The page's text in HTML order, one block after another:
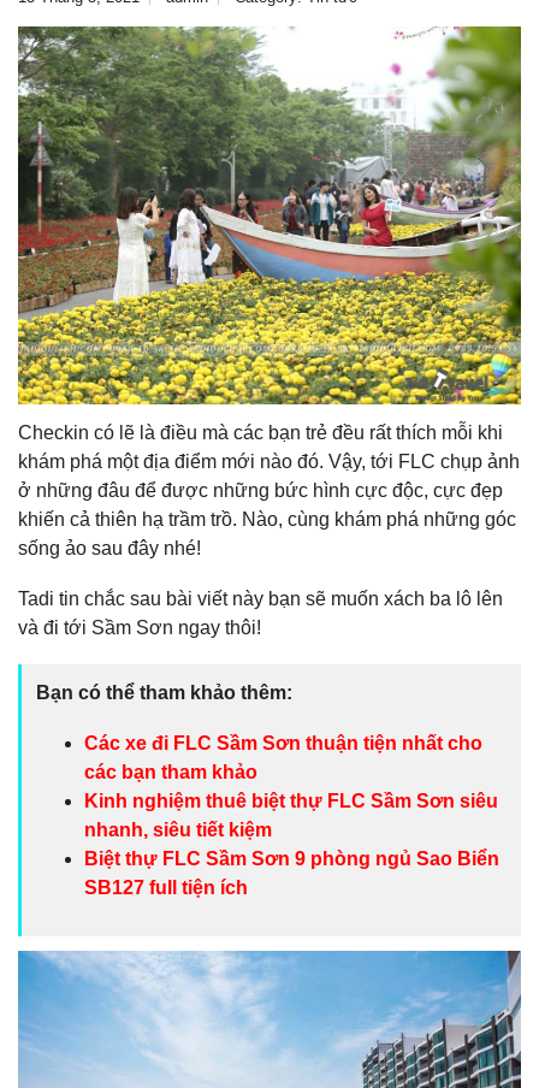
Checkin có lẽ là điều mà các bạn trẻ đều rất thích mỗi khi
khám phá một địa điểm mới nào đó. Vậy, tới FLC chụp ảnh
ở những đâu để được những bức hình cực độc, cực đẹp
khiến cả thiên hạ trầm trồ. Nào, cùng khám phá những góc
sống ảo sau đây nhé!
Tadi tin chắc sau bài viết này bạn sẽ muốn xách ba lô lên
và đi tới Sầm Sơn ngay thôi!
Bạn có thể tham khảo thêm:
Các xe đi FLC Sầm Sơn thuận tiện nhất cho
các bạn tham khảo
Kinh nghiệm thuê biệt thự FLC Sầm Sơn siêu
nhanh, siêu tiết kiệm
Biệt thự FLC Sầm Sơn 9 phòng ngủ Sao Biển
SB127 full tiện ích